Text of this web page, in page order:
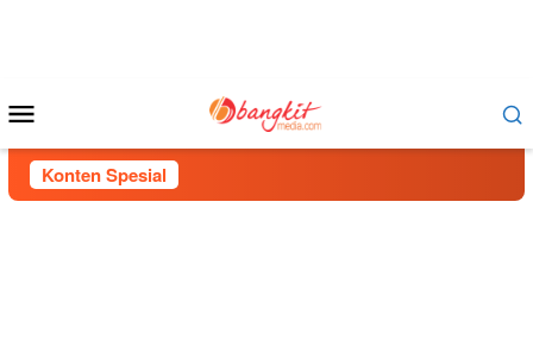
Mobile
Konten Spesial